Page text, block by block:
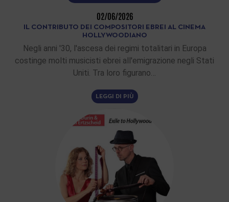
02/06/2026
IL CONTRIBUTO DEI COMPOSITORI EBREI AL CINEMA
HOLLYWOODIANO
Negli anni '30, l'ascesa dei regimi totalitari in Europa
costinge molti musicisti ebrei all'emigrazione negli Stati
Uniti. Tra loro figurano…
LEGGI DI PIÙ